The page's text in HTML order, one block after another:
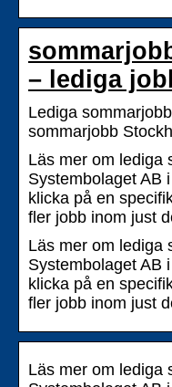
– lediga
Lediga
sommarjobb
Läs mer om lediga
Systembolaget AB
klicka på en
fler jobb inom just
Läs mer om lediga
Systembolaget AB
klicka på en
fler jobb inom just
Läs mer om lediga